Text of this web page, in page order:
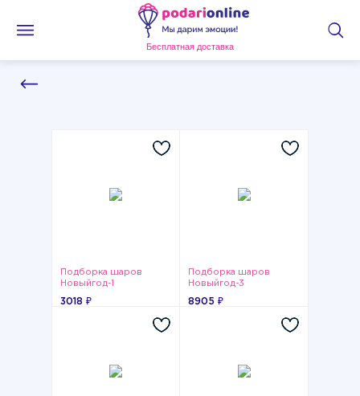
Бесплатная доставка
Подборка шаров
Новыйгод-1
3018 ₽
Подборка шаров
Новыйгод-3
8905 ₽